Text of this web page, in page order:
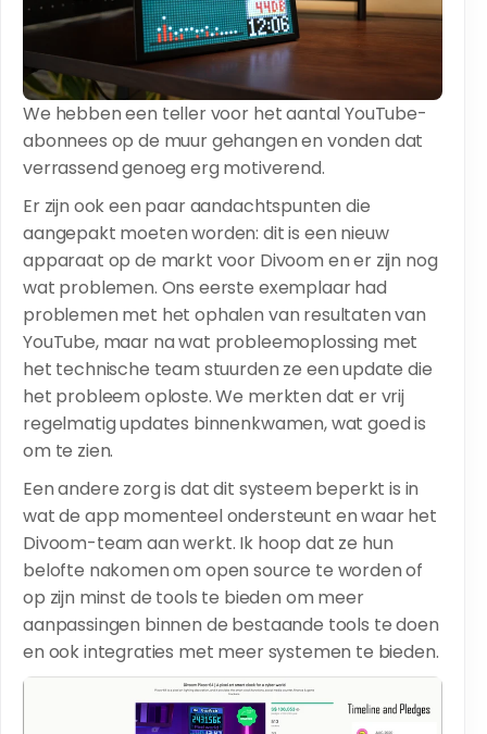
We hebben een teller voor het aantal YouTube-
abonnees op de muur gehangen en vonden dat
verrassend genoeg erg motiverend.
Er zijn ook een paar aandachtspunten die
aangepakt moeten worden: dit is een nieuw
apparaat op de markt voor Divoom en er zijn nog
wat problemen. Ons eerste exemplaar had
problemen met het ophalen van resultaten van
YouTube, maar na wat probleemoplossing met
het technische team stuurden ze een update die
het probleem oploste. We merkten dat er vrij
regelmatig updates binnenkwamen, wat goed is
om te zien.
Een andere zorg is dat dit systeem beperkt is in
wat de app momenteel ondersteunt en waar het
Divoom-team aan werkt. Ik hoop dat ze hun
belofte nakomen om open source te worden of
op zijn minst de tools te bieden om meer
aanpassingen binnen de bestaande tools te doen
en ook integraties met meer systemen te bieden.